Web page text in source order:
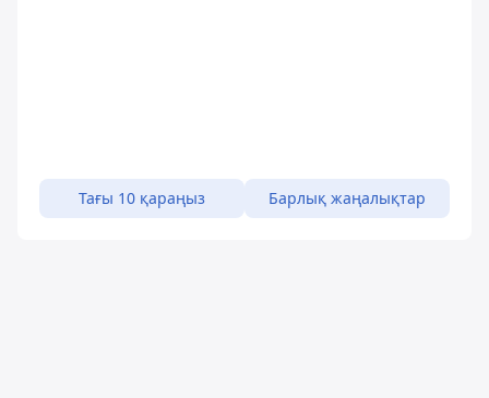
Тағы 10 қараңыз Барлық жаңалықтар